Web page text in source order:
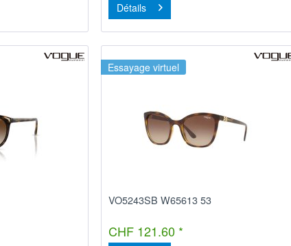
Détails
Essayage virtuel
VO5243SB W65613 53
CHF 121.60 *